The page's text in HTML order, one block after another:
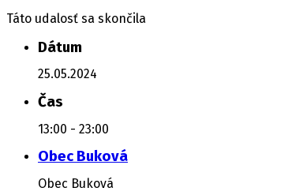
Táto udalosť sa skončila
Dátum
25.05.2024
Čas
13:00 - 23:00
Obec Buková
Obec Buková